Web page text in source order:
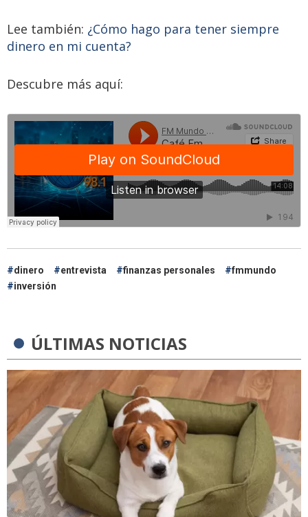
Lee también: ¿Cómo hago para tener siempre
dinero en mi cuenta?
Descubre más aquí:
dinero entrevista finanzas personales
fmmundo
inversión
ÚLTIMAS NOTICIAS